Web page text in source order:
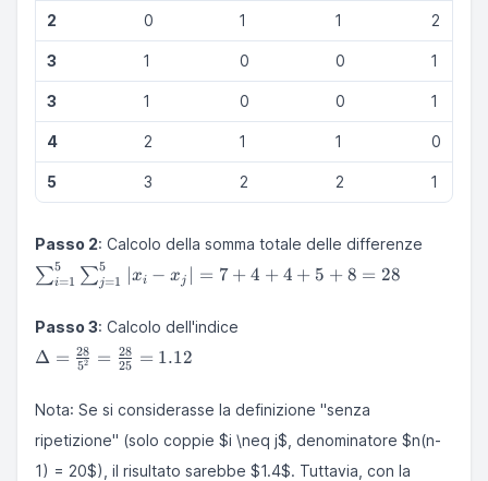
2 0 1 1 2
3 1 0 0 1
3 1 0 0 1
4 2 1 1 0
5 3 2 2 1
Passo 2: Calcolo della somma totale delle differenze
\sum_{i
=
\sum_{j
=
|x_i -
+ 4 + 4
+ 5 + 8
∑i=1
5 ∑j=1
5
xi − xj = 7 + 4 + 4 + 5 + 8 = 28
Passo 3: Calcolo dell'indice
\Delta =
\frac{28}
\frac{28}
{25} =
1.12
Δ = 52
28 = 25
28 = 1.12
Nota: Se si considerasse la definizione "senza
ripetizione" (solo coppie $i \neq j$, denominatore $n(n-
1) = 20$), il risultato sarebbe $1.4$. Tuttavia, con la